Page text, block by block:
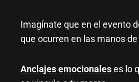
Imagínate que en el evento
que ocurren en las manos
Anclajes emocionaleses lo